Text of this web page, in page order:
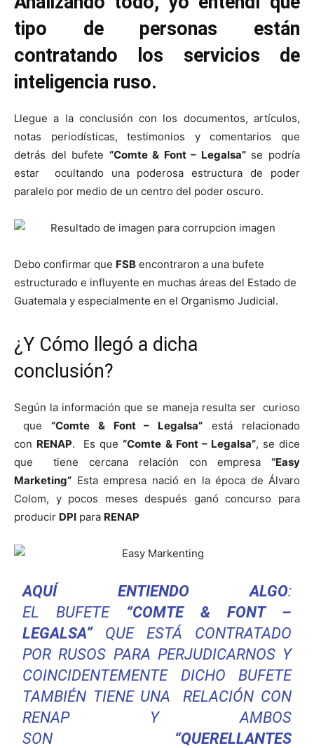
tipo de personas están
contratando los servicios de
inteligencia ruso.
Llegue a la conclusión con los documentos, artículos,
notas periodísticas, testimonios y comentarios que
detrás del bufete “Comte & Font – Legalsa”se podría
estar ocultando una poderosa estructura de poder
paralelo por medio de un centro del poder oscuro.
Debo confirmar que FSB encontraron a una bufete
estructurado e influyente en muchas áreas del Estado de
Guatemala y especialmente en el Organismo Judicial.
¿Y Cómo llegó a dicha
conclusión?
Según la información que se maneja resulta ser curioso
que “Comte & Font – Legalsa” está relacionado
con RENAP. Es que“Comte & Font – Legalsa”, se dice
que tiene cercana relación con empresa “Easy
Marketing” Esta empresa nació en la época de Álvaro
Colom, y pocos meses después ganó concurso para
producir DPI para RENAP
AQUÍ ENTIENDO ALGO:
EL BUFETE “COMTE & FONT –
LEGALSA” QUE ESTÁ CONTRATADO
POR RUSOS PARA PERJUDICARNOS Y
COINCIDENTEMENTE DICHO BUFETE
TAMBIÉN TIENE UNA RELACIÓN CON
RENAP Y AMBOS
SON “QUERELLANTES